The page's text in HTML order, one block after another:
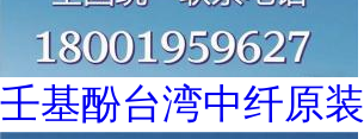
壬基酚台湾中纤原装